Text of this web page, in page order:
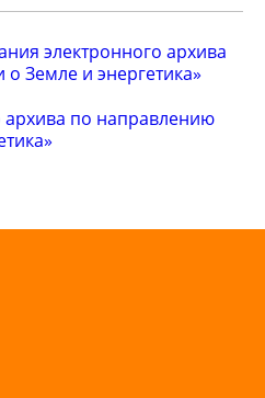
электронного архива
Земле и энергетика»
архива по направлению